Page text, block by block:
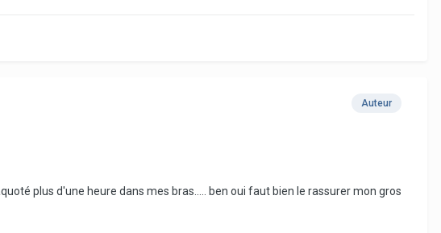
Auteur
plus d'une heure dans mes bras..... ben oui faut bien le rassurer mon gros